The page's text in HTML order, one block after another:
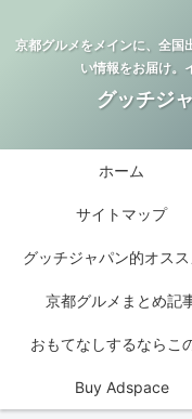
京都グルメをメインに、全国
い情報をお届け。
グッチジ
ホーム
サイトマップ
グッチジャパン的オス
京都グルメまとめ記
おもてなしするならこ
Buy Adspace